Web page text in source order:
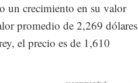
un crecimiento en su valor
promedio de 2,269 dólares
el precio es de 1,610